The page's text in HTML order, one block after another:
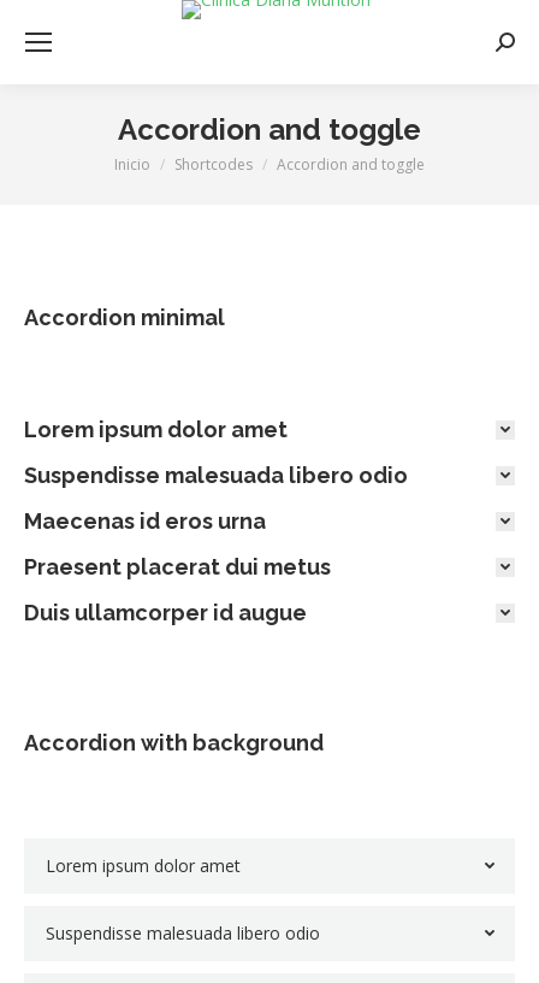
Accordion and toggle
Estás aquí:
Inicio Shortcodes Accordion and toggle
Accordion minimal
Lorem ipsum dolor amet
Suspendisse malesuada libero odio
Maecenas id eros urna
Praesent placerat dui metus
Duis ullamcorper id augue
Accordion with background
Lorem ipsum dolor amet
Suspendisse malesuada libero odio